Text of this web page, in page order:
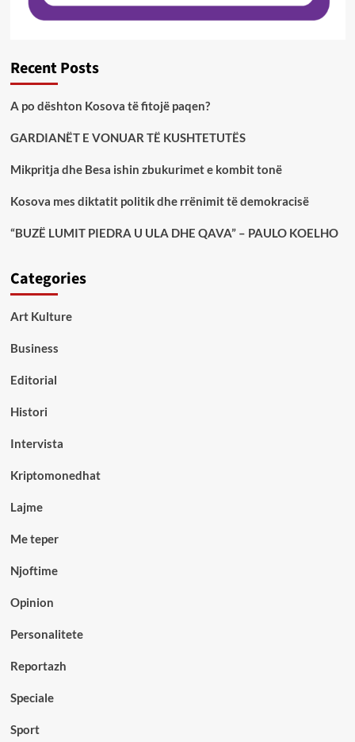
Recent Posts
A po dështon Kosova të fitojë paqen?
GARDIANËT E VONUAR TË KUSHTETUTËS
Mikpritja dhe Besa ishin zbukurimet e kombit tonë
Kosova mes diktatit politik dhe rrënimit të demokracisë
“BUZË LUMIT PIEDRA U ULA DHE QAVA” – PAULO KOELHO
Categories
Art Kulture
Business
Editorial
Histori
Intervista
Kriptomonedhat
Lajme
Me teper
Njoftime
Opinion
Personalitete
Reportazh
Speciale
Sport